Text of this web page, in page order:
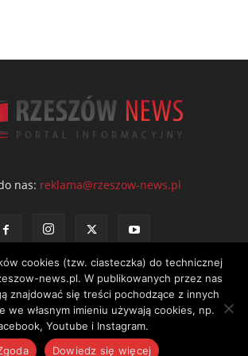
nas: reklama@rzeszow-news.pl
Polityka prywatności Regulamin portalu
wydawca portalu Rzeszów News. Wszystkie prawa
cookies (tzw. ciasteczka) do technicznej
news.pl. W publikowanych przez nas
znajdować się treści pochodzące z innych
we własnym imieniu używają cookies, np.
Youtube i Instagram.
Dowiedz się więcej